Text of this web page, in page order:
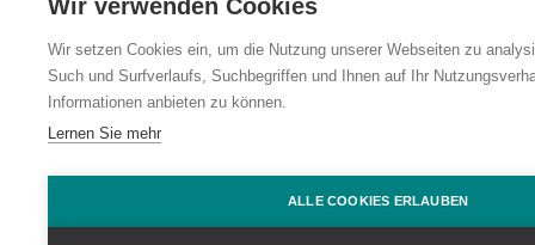
Wir verwenden Cookies
Wir setzen Cookies ein, um die Nutzung unserer Webseiten zu
Such und Surfverlaufs, Suchbegriffen und Ihnen auf Ihr
Informationen anbieten zu können.
Lernen Sie mehr
ALLE COOKIES ERLAUBEN